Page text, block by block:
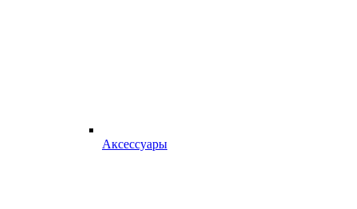
Аксессуары